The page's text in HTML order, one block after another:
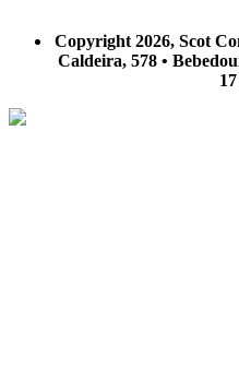
Copyright 2026, Scot
Caldeira, 578 •